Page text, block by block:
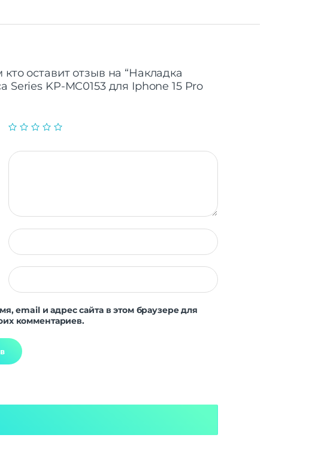
оставит отзыв на “Накладка
Series KP-MC0153 для Iphone 15 Pro
email и адрес сайта в этом браузере для
комментариев.